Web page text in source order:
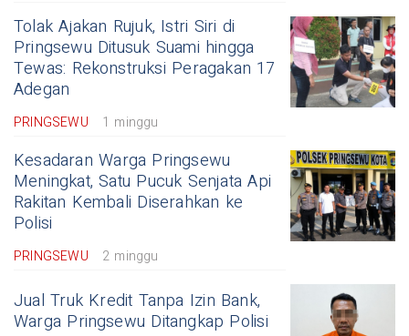
Tolak Ajakan Rujuk, Istri Siri di
Pringsewu Ditusuk Suami hingga
Tewas: Rekonstruksi Peragakan 17
Adegan
PRINGSEWU 1 minggu
Kesadaran Warga Pringsewu
Meningkat, Satu Pucuk Senjata Api
Rakitan Kembali Diserahkan ke
Polisi
PRINGSEWU 2 minggu
Jual Truk Kredit Tanpa Izin Bank,
Warga Pringsewu Ditangkap Polisi